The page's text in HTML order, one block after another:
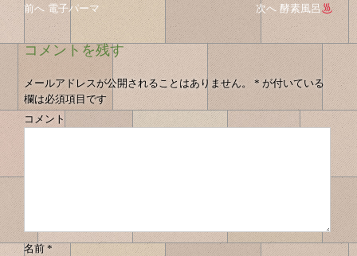
投
稿
の
ナ
ビ
ゲ
ン
投
稿
ナ
ビ
ゲ
ー
シ
ョ
前へ 前
の
投
稿
電子パーマ 次へ 次
の
投
酵素風呂
コメントを残す
メールアドレスが公開されることはありません。 *が付いている
欄は必須項目です
コメント
名前 *